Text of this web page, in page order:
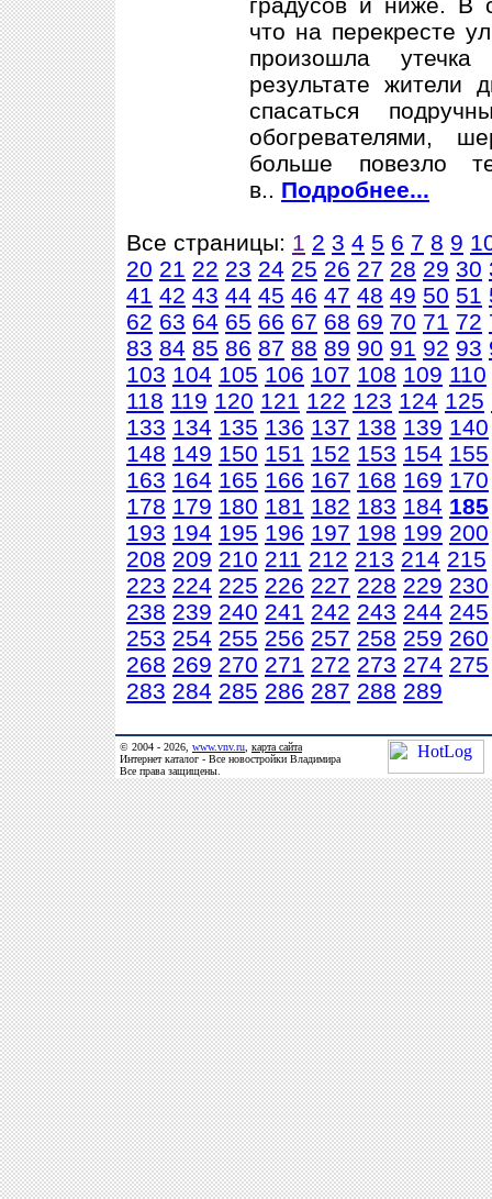
что на перекресте
произошла
результате жители
спасаться
обогревателями,
больше повезло
в.. Подробнее...
Все страницы: 1 2 3 4 5 6 7 8 9
20 21 22 23 24 25 26 27 28 29 30
41 42 43 44 45 46 47 48 49 50 51
62 63 64 65 66 67 68 69 70 71 72
83 84 85 86 87 88 89 90 91 92 93
103 104 105 106 107 108 109 110
118 119 120 121 122 123 124 125
133 134 135 136 137 138 139 140
148 149 150 151 152 153 154 155
163 164 165 166 167 168 169 170
178 179 180 181 182 183 184 185
193 194 195 196 197 198 199 200
208 209 210 211 212 213 214 215
223 224 225 226 227 228 229 230
238 239 240 241 242 243 244 245
253 254 255 256 257 258 259 260
268 269 270 271 272 273 274 275
283 284 285 286 287 288 289
© 2004 - 2026, www.vnv.ru карта сайта
Интернет каталог - Все новостройки Владимира
Все права защищены.